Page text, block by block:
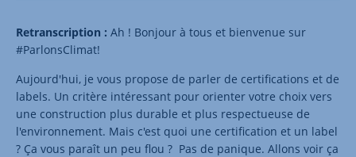
Retranscription : Ah ! Bonjour à tous et bienvenue sur
#ParlonsClimat!
Aujourd'hui, je vous propose de parler de certifications et de
labels. Un critère intéressant pour orienter votre choix vers
une construction plus durable et plus respectueuse de
l'environnement. Mais c'est quoi une certification et un label
? Ça vous paraît un peu flou ? Pas de panique. Allons voir ça